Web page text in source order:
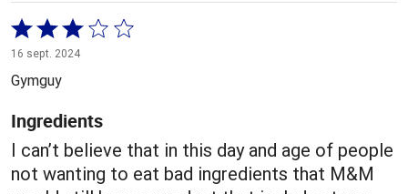
Coté
3 sur
5
16 sept. 2024
Gymguy
Ingredients
I can’t believe that in this day and age of people
not wanting to eat bad ingredients that M&M